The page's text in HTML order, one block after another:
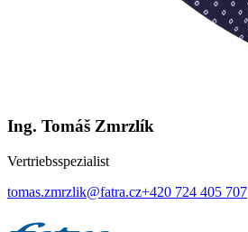
Ing. Tomáš Zmrzlík
Vertriebsspezialist
tomas.zmrzlik@fatra.cz+420 724 405 707